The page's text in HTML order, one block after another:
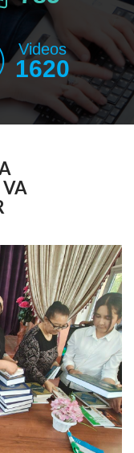
Videos
1620